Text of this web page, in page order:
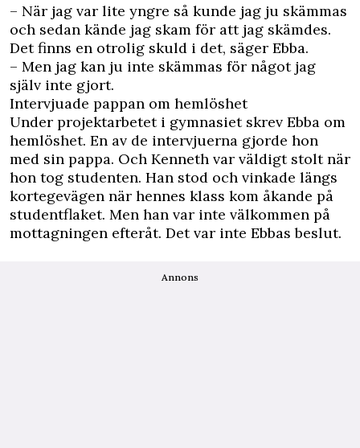
– När jag var lite yngre så kunde jag ju skämmas
och sedan kände jag skam för att jag skämdes.
Det finns en otrolig skuld i det, säger Ebba.
– Men jag kan ju inte skämmas för något jag
själv inte gjort.
Intervjuade pappan om hemlöshet
Under projektarbetet i gymnasiet skrev Ebba om
hemlöshet. En av de intervjuerna gjorde hon
med sin pappa. Och Kenneth var väldigt stolt när
hon tog studenten. Han stod och vinkade längs
kortegevägen när hennes klass kom åkande på
studentflaket. Men han var inte välkommen på
mottagningen efteråt. Det var inte Ebbas beslut.
Annons